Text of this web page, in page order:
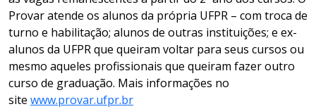
Provar atende os alunos da própria UFPR – com troca de
turno e habilitação; alunos de outras instituições; e ex-
alunos da UFPR que queiram voltar para seus cursos ou
mesmo aqueles profissionais que queiram fazer outro
curso de graduação. Mais informações no
site www.provar.ufpr.br